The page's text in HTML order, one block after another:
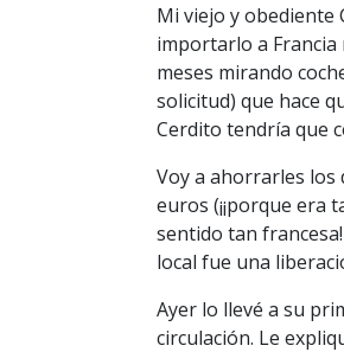
Mi viejo y obediente
importarlo a Francia
meses mirando
solicitud) que hace
Cerdito tendría que
Voy a ahorrarles los
euros (¡¡porque era
sentido tan
local fue una
Ayer lo llevé a su
circulación. Le